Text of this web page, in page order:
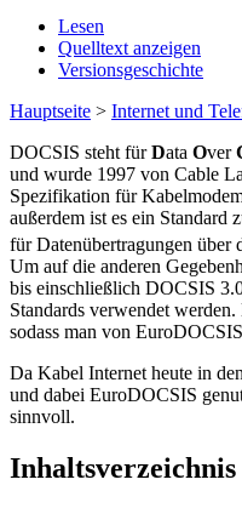
Lesen
Quelltext anzeigen
Versionsgeschichte
Hauptseite > Internet und
DOCSIS steht fürData Over
und wurde 1997 von Cable
Spezifikation für
außerdem ist es ein Standard
für Datenübertragungen über
Um auf die anderen
bis einschließlich DOCSIS
Standards verwendet
sodass man von
Da Kabel Internet heute in
und dabei EuroDOCSIS
sinnvoll.
Inhaltsverzeichnis